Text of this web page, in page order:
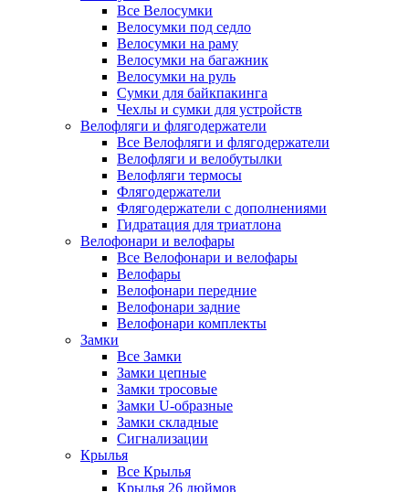
Все Велосумки
Велосумки под седло
Велосумки на раму
Велосумки на багажник
Велосумки на руль
Сумки для байкпакинга
Чехлы и сумки для устройств
Велофляги и флягодержатели
Все Велофляги и флягодержатели
Велофляги и велобутылки
Велофляги термосы
Флягодержатели
Флягодержатели с дополнениями
Гидратация для триатлона
Велофонари и велофары
Все Велофонари и велофары
Велофары
Велофонари передние
Велофонари задние
Велофонари комплекты
Замки
Все Замки
Замки цепные
Замки тросовые
Замки U-образные
Замки складные
Сигнализации
Крылья
Все Крылья
Крылья 26 дюймов